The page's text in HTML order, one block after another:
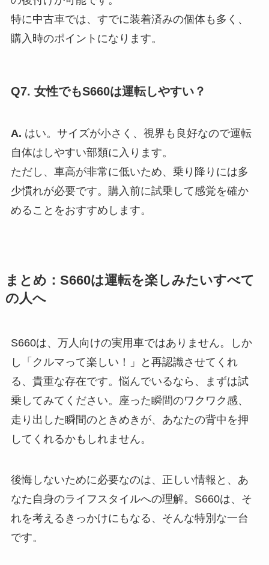
特に中古車では、すでに装着済みの個体も多く、
購入時のポイントになります。
Q7. 女性でもS660は運転しやすい？
A. はい。サイズが小さく、視界も良好なので運転
自体はしやすい部類に入ります。
ただし、車高が非常に低いため、乗り降りには多
少慣れが必要です。購入前に試乗して感覚を確か
めることをおすすめします。
まとめ：S660は運転を楽しみたいすべて
の人へ
S660は、万人向けの実用車ではありません。しか
し「クルマって楽しい！」と再認識させてくれ
る、貴重な存在です。悩んでいるなら、まずは試
乗してみてください。座った瞬間のワクワク感、
走り出した瞬間のときめきが、あなたの背中を押
してくれるかもしれません。
後悔しないために必要なのは、正しい情報と、あ
なた自身のライフスタイルへの理解。S660は、そ
れを考えるきっかけにもなる、そんな特別な一台
です。